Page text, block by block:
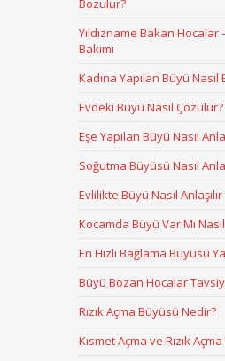
Bozulur?
Yıldızname Bakan Hocalar
Bakımı
Kadına Yapılan Büyü Nasıl
Evdeki Büyü Nasıl Çözülür?
Eşe Yapılan Büyü Nasıl
Soğutma Büyüsü Nasıl
Evlilikte Büyü Nasıl
Kocamda Büyü Var Mı
En Hızlı Bağlama Büyüsü
Büyü Bozan Hocalar
Rızık Açma Büyüsü Nedir?
Kısmet Açma ve Rızık